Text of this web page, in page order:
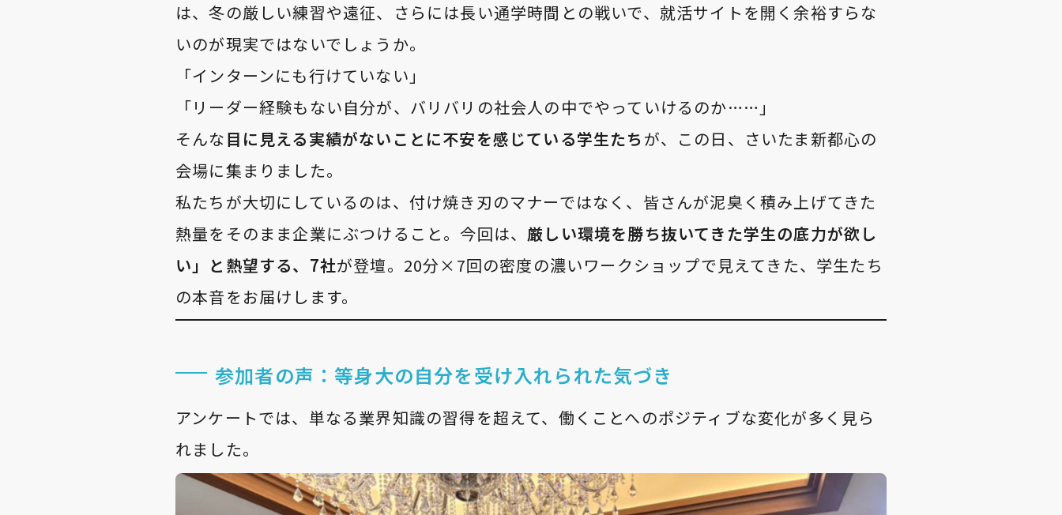
は、冬の厳しい練習や遠征、さらには長い通学時間との戦いで、就活サイトを開く余裕すらな
いのが現実ではないでしょうか。
「インターンにも行けていない」
「リーダー経験もない自分が、バリバリの社会人の中でやっていけるのか……」
そんな目に見える実績がないことに不安を感じている学生たちが、この日、さいたま新都心の
会場に集まりました。
私たちが大切にしているのは、付け焼き刃のマナーではなく、皆さんが泥臭く積み上げてきた
熱量をそのまま企業にぶつけること。今回は、 厳しい環境を勝ち抜いてきた学生の底力が欲し
い」と熱望する、7社が登壇。20分×7回の密度の濃いワークショップで見えてきた、学生たち
の本音をお届けします。
参加者の声：等身大の自分を受け入れられた気づき
アンケートでは、単なる業界知識の習得を超えて、働くことへのポジティブな変化が多く見ら
れました。